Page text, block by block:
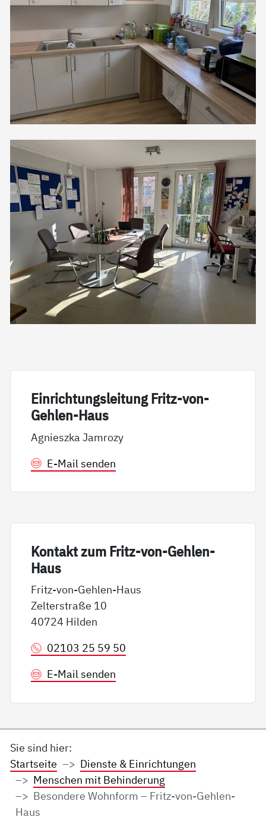
Ein­rich­tungs­lei­tung Fritz-von-
Geh­len-Haus
Agnieszka Jamrozy
E-Mail senden
Kon­takt zum Fritz-von-Geh­len-
Haus
Fritz-von-Gehlen-Haus
Zelterstraße 10
40724 Hilden
02103 25 59 50
E-Mail senden
Sie sind hier:
Startseite
Dienste & Einrichtungen
Menschen mit Behinderung
Besondere Wohnform – Fritz-von-Gehlen-
Haus